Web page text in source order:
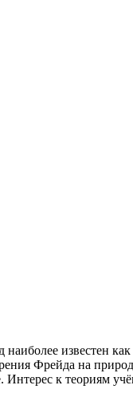
известен
Фрейда на
к теориям